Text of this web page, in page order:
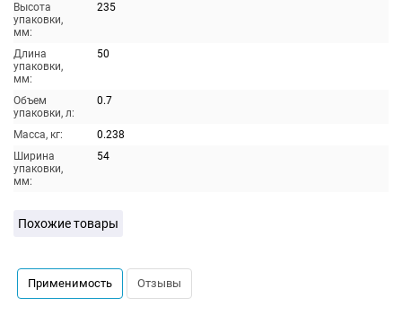
Высота
упаковки,
мм:
235
Длина
упаковки,
мм:
50
Объем
упаковки, л:
0.7
Масса, кг:
0.238
Ширина
упаковки,
мм:
54
Похожие товары
Применимость Отзывы